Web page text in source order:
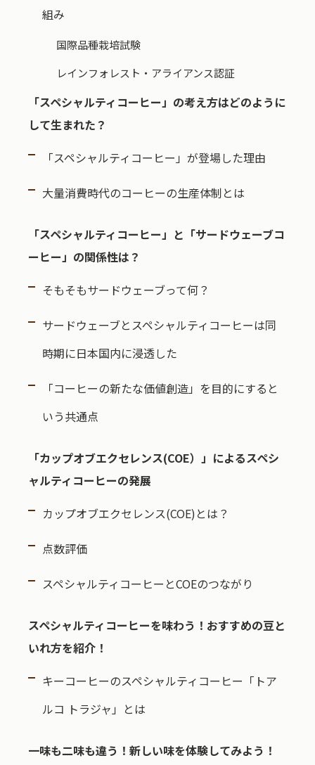
組み
国際品種栽培試験
レインフォレスト・アライアンス認証
「スペシャルティコーヒー」の考え方はどのように
して生まれた？
「スペシャルティコーヒー」が登場した理由
大量消費時代のコーヒーの生産体制とは
「スペシャルティコーヒー」と「サードウェーブコ
ーヒー」の関係性は？
そもそもサードウェーブって何？
サードウェーブとスペシャルティコーヒーは同
時期に日本国内に浸透した
「コーヒーの新たな価値創造」を目的にすると
いう共通点
「カップオブエクセレンス(COE）」によるスペシ
ャルティコーヒーの発展
カップオブエクセレンス(COE)とは？
点数評価
スペシャルティコーヒーとCOEのつながり
スペシャルティコーヒーを味わう！おすすめの豆と
いれ方を紹介！
キーコーヒーのスペシャルティコーヒー「トア
ルコ トラジャ」とは
一味も二味も違う！新しい味を体験してみよう！